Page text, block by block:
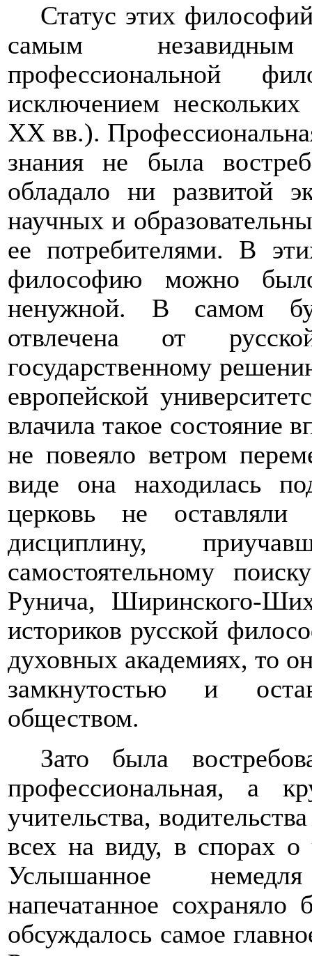
Статус этих
самым
профессиональной
исключением
XX вв.).
знания не была
обладало ни развитой
научных и
ее потребителями. В
философию можно
ненужной. В самом
отвлечена от
государственному
европейской
влачила такое состояние
не повеяло ветром
виде она находилась
церковь не
дисциплину,
самостоятельному
Рунича, Ширинского-
историков русской
духовных академиях, то
замкнутостью и
обществом.
Зато была
профессиональная, а
учительства,
всех на виду, в спорах
Услышанное
напечатанное сохраняло
обсуждалось самое